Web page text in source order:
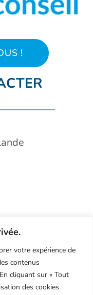
votre expérience de
contenus
cliquant sur « Tout
des cookies.
!